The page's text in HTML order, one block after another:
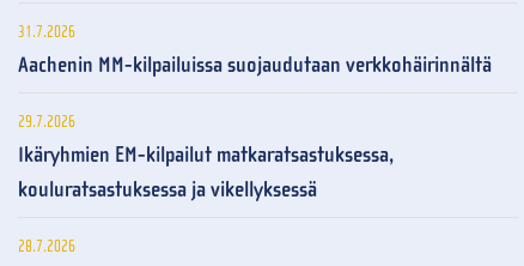
31.7.2026
Aachenin MM-kilpailuissa suojaudutaan verkkohäirinnältä
29.7.2026
Ikäryhmien EM-kilpailut matkaratsastuksessa,
kouluratsastuksessa ja vikellyksessä
28.7.2026